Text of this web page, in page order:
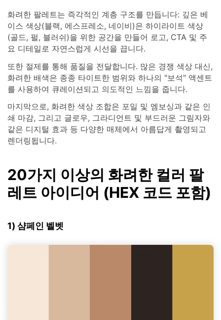
화려한 팔레트는 즉각적인 계층 구조를 만듭니다: 깊은 베
이스 색상(블랙, 에스프레소, 네이비)은 하이라이트 색상
(골드, 펄, 블러쉬)을 위한 공간을 만들어 로고, CTA 및 주
요 디테일로 자연스럽게 시선을 끕니다.
또한 절제를 통해 품질을 전달합니다. 많은 경쟁 색상 대신,
화려한 배색은 종종 타이트한 범위와 하나의 "보석" 액센트
를 사용하여 큐레이션되고 의도적인 느낌을 줍니다.
마지막으로, 화려한 색상 조합은 포일 및 엠보싱과 같은 인
쇄 마감, 그리고 글로우, 그라디언트 및 부드러운 그림자와
같은 디지털 효과 등 다양한 매체에서 아름답게 촬영되고
렌더링됩니다.
20가지 이상의 화려한 컬러 팔
레트 아이디어 (HEX 코드 포함)
1) 샴페인 벨벳